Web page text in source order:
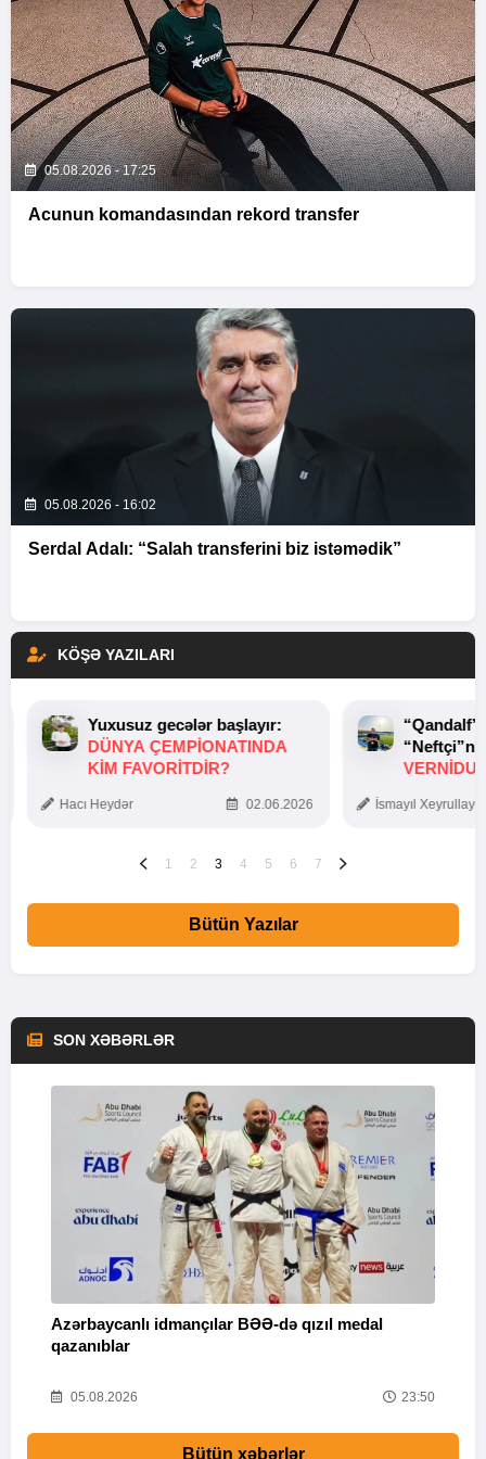
05.08.2026 - 17:25
Acunun komandasından rekord transfer
05.08.2026 - 16:02
Serdal Adalı: “Salah transferini biz istəmədik”
KÖŞƏ YAZILARI
Yuxusuz gecələr başlayır:
DÜNYA ÇEMPIONATINDA
KIM FAVORITDIR?
Hacı Heydər 02.06.2026 İsmayıl
1 2 3 4 5 6 7
Bütün Yazılar
SON XƏBƏRLƏR
Azərbaycanlı idmançılar BƏƏ-də qızıl medal
qazanıblar
05.08.2026 23:50
Bütün xəbərlər